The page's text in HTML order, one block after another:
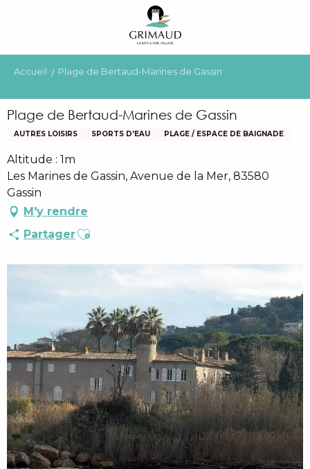
principal
Accueil Plage de Bertaud-Marines de Gassin
Plage de Bertaud-Marines de Gassin
AUTRES LOISIRS SPORTS D'EAU PLAGE / ESPACE DE BAIGNADE
Altitude : 1m
Les Marines de Gassin, Avenue de la Mer, 83580
Gassin
M'y rendre
PartagerAjouter aux favoris